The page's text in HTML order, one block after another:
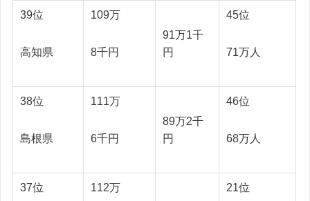
39位
高知県
109万
8千円
91万1千
円
45位
71万人
38位
島根県
111万
6千円
89万2千
円
46位
68万人
37位 112万 21位